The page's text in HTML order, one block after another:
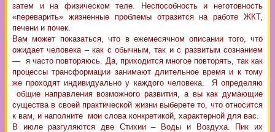
затем и на физическом теле. Неспособность и неготовность
«переварить» жизненные проблемы отразится на работе ЖКТ,
печени и почек.
Вам может показаться, что в ежемесячном описании того, что
ожидает человека – как с обычным, так и с развитым сознанием
— я часто повторяюсь. Да, приходится многое повторять, так как
процессы трансформации занимают длительное время и к тому
же проходят индивидуально у каждого человека. Я определяю
общие направления возможного развития, а вы как думающие
существа в своей практической жизни выберете то, что относится
к вам, и наполните мои слова конкретикой, характерной для вас.
В июле разгуляются две Стихии – Воды и Воздуха. Пик их